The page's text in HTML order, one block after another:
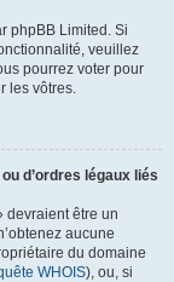
phpBB Limited. Si
veuillez
pourrez voter pour
les vôtres.
d’ordres légaux liés
devraient être un
aucune
du domaine
WHOIS), ou, si